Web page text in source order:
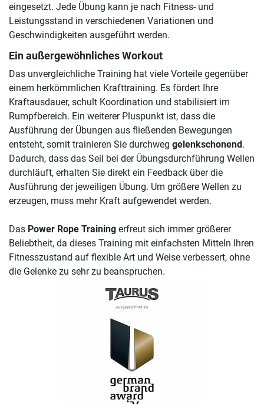
eingesetzt. Jede Übung kann je nach Fitness- und
Leistungsstand in verschiedenen Variationen und
Geschwindigkeiten ausgeführt werden.
Ein außergewöhnliches Workout
Das unvergleichliche Training hat viele Vorteile gegenüber
einem herkömmlichen Krafttraining. Es fördert Ihre
Kraftausdauer, schult Koordination und stabilisiert im
Rumpfbereich. Ein weiterer Pluspunkt ist, dass die
Ausführung der Übungen aus fließenden Bewegungen
entsteht, somit trainieren Sie durchweg gelenkschonend.
Dadurch, dass das Seil bei der Übungsdurchführung Wellen
durchläuft, erhalten Sie direkt ein Feedback über die
Ausführung der jeweiligen Übung. Um größere Wellen zu
erzeugen, muss mehr Kraft aufgewendet werden.
Das Power Rope Training erfreut sich immer größerer
Beliebtheit, da dieses Training mit einfachsten Mitteln Ihren
Fitnesszustand auf flexible Art und Weise verbessert, ohne
die Gelenke zu sehr zu beanspruchen.